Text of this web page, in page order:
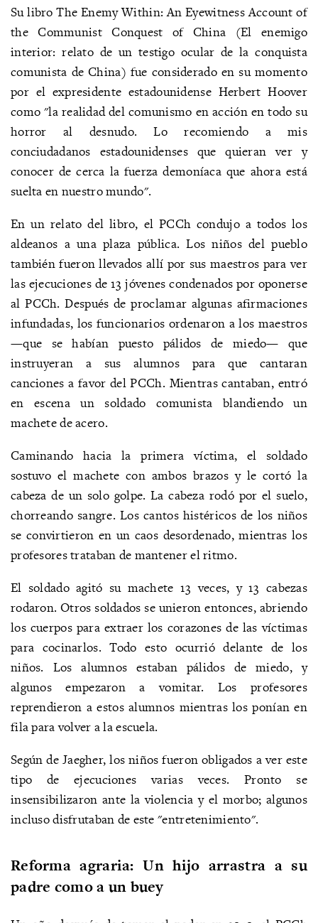
Su libro The Enemy Within: An Eyewitness Account of
the Communist Conquest of China (El enemigo
interior: relato de un testigo ocular de la conquista
comunista de China) fue considerado en su momento
por el expresidente estadounidense Herbert Hoover
como "la realidad del comunismo en acción en todo su
horror al desnudo. Lo recomiendo a mis
conciudadanos estadounidenses que quieran ver y
conocer de cerca la fuerza demoníaca que ahora está
suelta en nuestro mundo".
En un relato del libro, el PCCh condujo a todos los
aldeanos a una plaza pública. Los niños del pueblo
también fueron llevados allí por sus maestros para ver
las ejecuciones de 13 jóvenes condenados por oponerse
al PCCh. Después de proclamar algunas afirmaciones
infundadas, los funcionarios ordenaron a los maestros
—que se habían puesto pálidos de miedo— que
instruyeran a sus alumnos para que cantaran
canciones a favor del PCCh. Mientras cantaban, entró
en escena un soldado comunista blandiendo un
machete de acero.
Caminando hacia la primera víctima, el soldado
sostuvo el machete con ambos brazos y le cortó la
cabeza de un solo golpe. La cabeza rodó por el suelo,
chorreando sangre. Los cantos histéricos de los niños
se convirtieron en un caos desordenado, mientras los
profesores trataban de mantener el ritmo.
El soldado agitó su machete 13 veces, y 13 cabezas
rodaron. Otros soldados se unieron entonces, abriendo
los cuerpos para extraer los corazones de las víctimas
para cocinarlos. Todo esto ocurrió delante de los
niños. Los alumnos estaban pálidos de miedo, y
algunos empezaron a vomitar. Los profesores
reprendieron a estos alumnos mientras los ponían en
fila para volver a la escuela.
Según de Jaegher, los niños fueron obligados a ver este
tipo de ejecuciones varias veces. Pronto se
insensibilizaron ante la violencia y el morbo; algunos
incluso disfrutaban de este "entretenimiento".
Reforma agraria: Un hijo arrastra a su
padre como a un buey